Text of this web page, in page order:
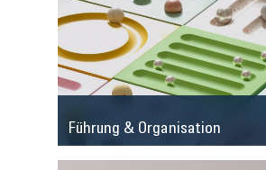
Führung & Organisation